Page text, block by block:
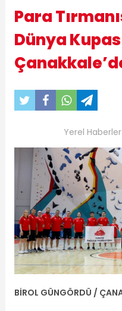
Para
Dünya
Yerel
BİROL GÜNGÖRDÜ /